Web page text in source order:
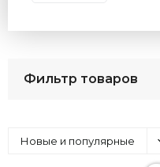
Фильтр товаров
Новые и популярные